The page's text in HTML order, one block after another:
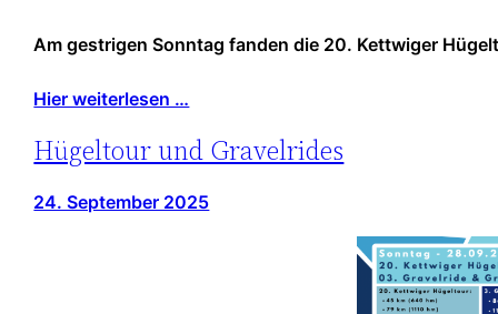
Am gestrigen Sonntag fanden die 20. Kettwiger
Hier weiterlesen …
Hügeltour und Gravelrides
24. September 2025